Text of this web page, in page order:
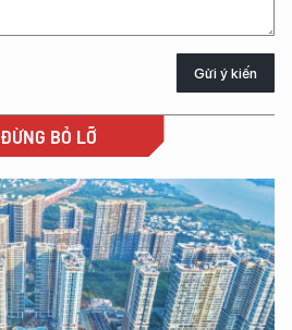
Gửi ý kiến
ĐỪNG BỎ LỠ